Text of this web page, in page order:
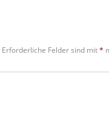
Erforderliche Felder sind mit*